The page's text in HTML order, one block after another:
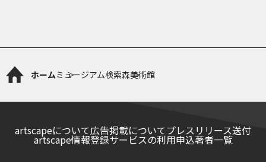
ホームミュージアム検索森美術館
artscapeについて広告掲載についてプレスリリース送付
artscape情報登録サービスの利用申込著者一覧